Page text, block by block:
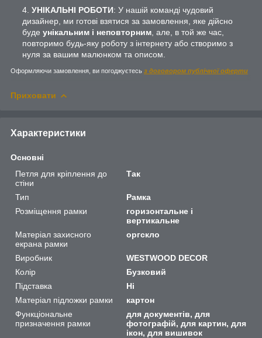
УНІКАЛЬНІ РОБОТИ: У нашій команді чудовий
дизайнер, ми готові взятися за замовлення, яке дійсно
буде унікальним і неповторним , але, в той же час,
повторимо будь-яку роботу з інтернету або створимо з
нуля за вашим малюнком та описом.
Оформляючи замовлення, ви погоджуєтесь з договором публічної оферти
Приховати
Характеристики
Основні
Петля для кріплення до
стіни
Так
Тип
Рамка
Розміщення рамки
горизонтальне і
вертикальне
Матеріал захисного
екрана рамки
оргскло
Виробник
WESTWOOD DECOR
Колір
Бузковий
Підставка
Ні
Матеріал підложки рамки
картон
Функціональне
призначення рамки
для документів, для
фотографій, для картин, для
ікон, для вишивок